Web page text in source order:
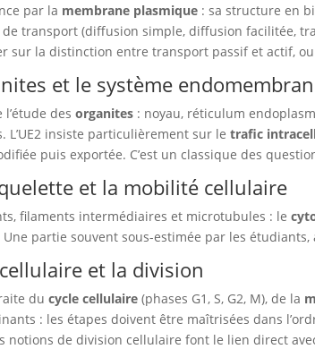
par la membrane plasmique : sa structure en
transport (diffusion simple, diffusion facilitée,
sur la distinction entre transport passif et actif,
et le système
l’étude desorganites : noyau, réticulum
L’UE2 insiste particulièrement sur letrafic
puis exportée. C’est un classique des
et la mobilité cellulaire
filaments intermédiaires et microtubules : le
partie souvent sous-estimée par les
et la division
ducycle cellulaire (phases G1, S, G2, M), de la
: les étapes doivent être maîtrisées dans
notions de division cellulaire font le lien direct